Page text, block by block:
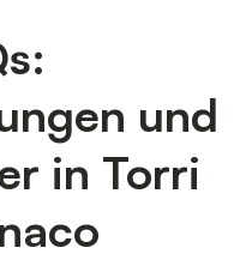
und
in Torri